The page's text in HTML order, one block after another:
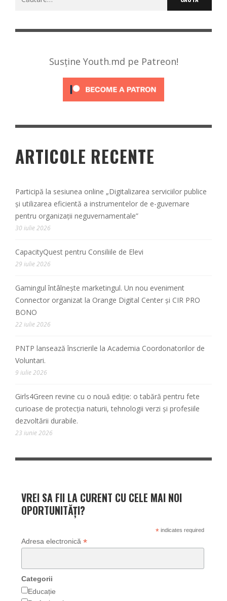
Susține Youth.md pe Patreon!
ARTICOLE RECENTE
Participă la sesiunea online „Digitalizarea serviciilor publice
și utilizarea eficientă a instrumentelor de e-guvernare
pentru organizații neguvernamentale”
30 iulie 2026
CapacityQuest pentru Consiliile de Elevi
29 iulie 2026
Gamingul întâlnește marketingul. Un nou eveniment
Connector organizat la Orange Digital Center și CIR PRO
BONO
22 iulie 2026
PNTP lansează înscrierile la Academia Coordonatorilor de
Voluntari.
9 iulie 2026
Girls4Green revine cu o nouă ediție: o tabără pentru fete
curioase de protecția naturii, tehnologii verzi și profesiile
dezvoltării durabile.
23 iunie 2026
VREI SA FII LA CURENT CU CELE MAI NOI
OPORTUNITĂȚI?
*indicates required
Adresa electronică *
Categorii
Educație